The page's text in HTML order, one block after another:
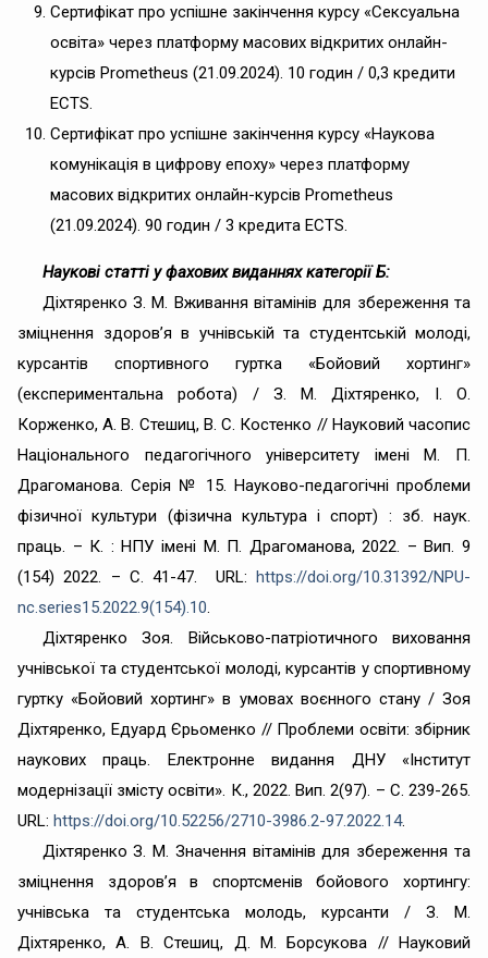
Сертифікат про успішне закінчення курсу «Сексуальна
освіта» через платформу масових відкритих онлайн-
курсів Prometheus (21.09.2024). 10 годин / 0,3 кредити
ECTS.
Сертифікат про успішне закінчення курсу «Наукова
комунікація в цифрову епоху» через платформу
масових відкритих онлайн-курсів Prometheus
(21.09.2024). 90 годин / 3 кредита ECTS.
Наукові статті у фахових виданнях категорії Б:
Діхтяренко З. М. Вживання вітамінів для збереження та
зміцнення здоров’я в учнівській та студентській молоді,
курсантів спортивного гуртка «Бойовий хортинг»
(експериментальна робота) / З. М. Діхтяренко, І. О.
Корженко, А. В. Стешиц, В. С. Костенко // Науковий часопис
Національного педагогічного університету імені М. П.
Драгоманова. Серія № 15. Науково-педагогічні проблеми
фізичної культури (фізична культура і спорт) : зб. наук.
праць. – К. : НПУ імені М. П. Драгоманова, 2022. – Вип. 9
(154) 2022. – С. 41-47. URL: https://doi.org/10.31392/NPU-
nc.series15.2022.9(154).10.
Діхтяренко Зоя. Військово-патріотичного виховання
учнівської та студентської молоді, курсантів у спортивному
гуртку «Бойовий хортинг» в умовах воєнного стану / Зоя
Діхтяренко, Едуард Єрьоменко // Проблеми освіти: збірник
наукових праць. Електронне видання ДНУ «Інститут
модернізації змісту освіти». К., 2022. Вип. 2(97). – С. 239-265.
URL: https://doi.org/10.52256/2710-3986.2-97.2022.14.
Діхтяренко З. М. Значення вітамінів для збереження та
зміцнення здоров’я в спортсменів бойового хортингу:
учнівська та студентська молодь, курсанти / З. М.
Діхтяренко, А. В. Стешиц, Д. М. Борсукова // Науковий